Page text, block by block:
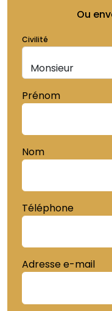
Ou
Civilité
Prénom
Nom
Téléphone
Adresse e-mail